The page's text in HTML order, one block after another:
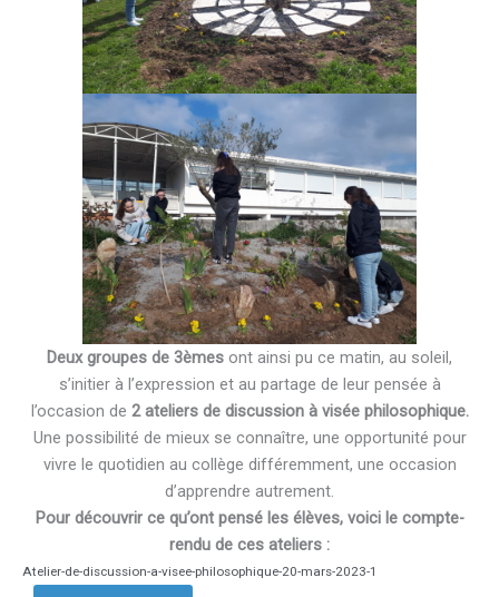
Deux groupes de 3èmes ont ainsi pu ce matin, au soleil,
s’initier à l’expression et au partage de leur pensée à
l’occasion de 2 ateliers de discussion à visée philosophique.
Une possibilité de mieux se connaître, une opportunité pour
vivre le quotidien au collège différemment, une occasion
d’apprendre autrement.
Pour découvrir ce qu’ont pensé les élèves, voici le compte-
rendu de ces ateliers :
Atelier-de-discussion-a-visee-philosophique-20-mars-2023-1